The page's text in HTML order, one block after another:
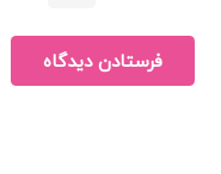
فرستادن دیدگاه